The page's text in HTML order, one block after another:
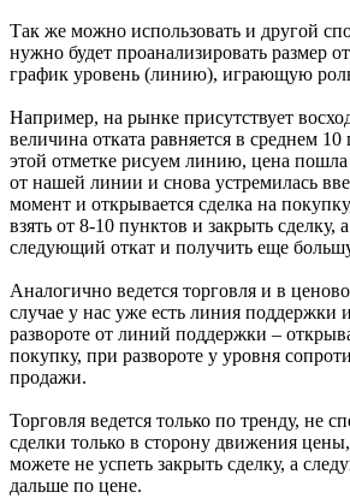
Так же можно использовать и другой
нужно будет проанализировать размер
график уровень (линию), играющую
Например, на рынке присутствует
величина отката равняется в среднем
этой отметке рисуем линию, цена пошла
от нашей линии и снова устремилась
момент и открывается сделка на
взять от 8-10 пунктов и закрыть сделку,
следующий откат и получить еще
Аналогично ведется торговля и в
случае у нас уже есть линия поддержки
развороте от линий поддержки –
покупку, при развороте у уровня
продажи.
Торговля ведется только по тренду, не
сделки только в сторону движения
можете не успеть закрыть сделку, а
дальше по цене.